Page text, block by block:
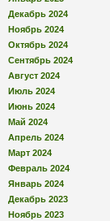
Декабрь 2024
Ноябрь 2024
Октябрь 2024
Сентябрь 2024
Август 2024
Июль 2024
Июнь 2024
Май 2024
Апрель 2024
Март 2024
Февраль 2024
Январь 2024
Декабрь 2023
Ноябрь 2023